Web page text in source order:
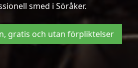
smed i Söråker.
gratis och utan förpliktelser